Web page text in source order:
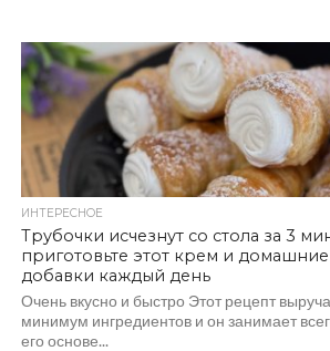
ИНТЕРЕСНОЕ
Трубочки исчезнут со стола за 3
приготовьте этот крем и
добавки каждый день
Очень вкусно и быстро Этот рецепт
минимум ингредиентов и он занимает
его основе...